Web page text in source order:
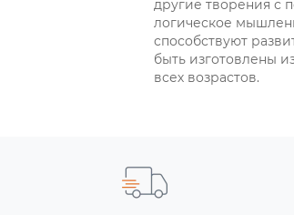
другие творения с
логическое
способствуют
быть изготовлены
всех возрастов.